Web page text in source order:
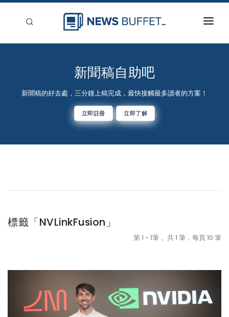
回到首頁
登入
新聞稿自助吧
新聞稿的好去處，三分鐘上稿完成，最快接觸最多讀者的方案！
立即註冊 立即了解
標籤「NVLinkFusion」
第 1 - 1筆， 共 1 筆，每頁 10 筆